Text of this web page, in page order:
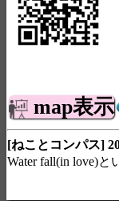
map表示
[ねことコンパス]
Water fall(in love)と